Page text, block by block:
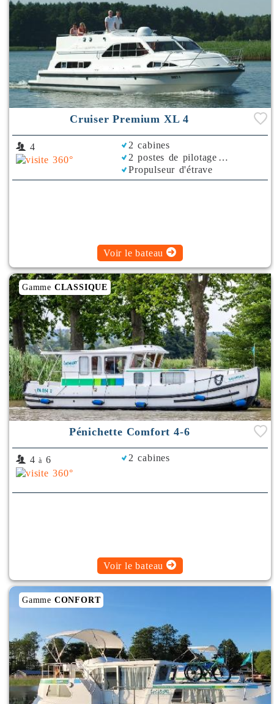
Cruiser Premium XL 4
4
2 cabines
2 postes de pilotage
Propulseur d'étrave
Bimini
Voir le bateau
Gamme CLASSIQUE
Pénichette Comfort 4-6
4 à 6 2 cabines
Voir le bateau
Gamme CONFORT